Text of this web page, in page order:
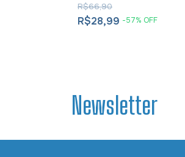
R$28,99 -57% OFF
R$66,90
Newsletter